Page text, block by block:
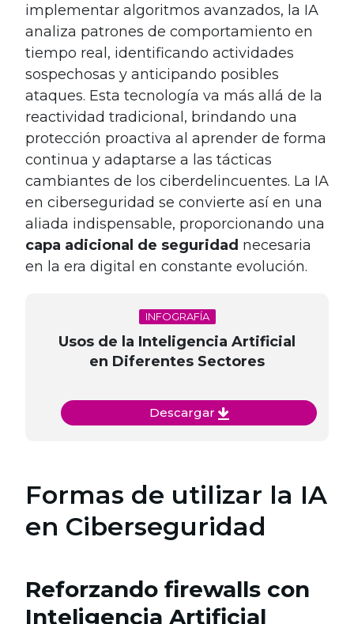
implementar algoritmos avanzados, la IA
analiza patrones de comportamiento en
tiempo real, identificando actividades
sospechosas y anticipando posibles
ataques. Esta tecnología va más allá de la
reactividad tradicional, brindando una
protección proactiva al aprender de forma
continua y adaptarse a las tácticas
cambiantes de los ciberdelincuentes. La IA
en ciberseguridad se convierte así en una
aliada indispensable, proporcionando una
capa adicional de seguridad necesaria
en la era digital en constante evolución.
INFOGRAFÍA
Usos de la Inteligencia Artificial
en Diferentes Sectores
Descargar
Formas de utilizar la IA
en Ciberseguridad
Reforzando firewalls con
Inteligencia Artificial